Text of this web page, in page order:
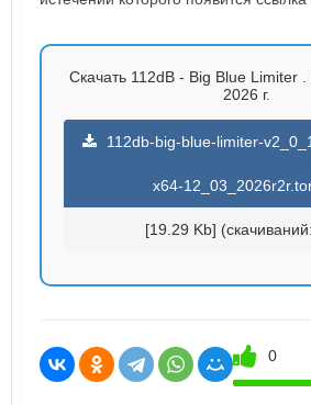
Скачать 112dB - Big Blue Limiter
2026 г.
112db-big-blue-limiter-
x64-
[19.29 Kb]
0